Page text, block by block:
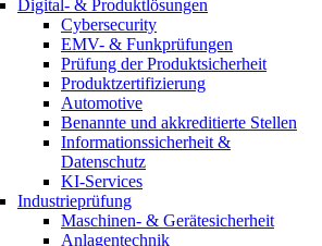
Digital- & Produktlösungen
Cybersecurity
EMV- & Funkprüfungen
Prüfung der Produktsicherheit
Produktzertifizierung
Automotive
Benannte und akkreditierte Stellen
Informationssicherheit &
Datenschutz
KI-Services
Industrieprüfung
Maschinen- & Gerätesicherheit
Anlagentechnik